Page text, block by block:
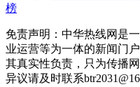
榜
免责声明：中华热线网是
业运营等为一体的新闻门
其真实性负责，只为传播
异议请及时联系